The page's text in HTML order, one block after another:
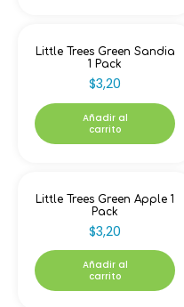
Little Trees Green Sandia
1 Pack
$3,20
Añadir al
carrito
Little Trees Green Apple 1
Pack
$3,20
Añadir al
carrito